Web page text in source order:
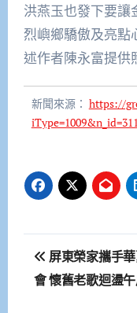
洪燕玉也發下要讓
烈嶼鄉驕傲及亮點
述作者陳永富提供
新聞來源： https://
文
章
屏東榮家攜手
會 懷舊老歌迴盪